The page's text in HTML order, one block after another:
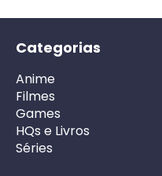
Categorias
Anime
Filmes
Games
HQs e Livros
Séries